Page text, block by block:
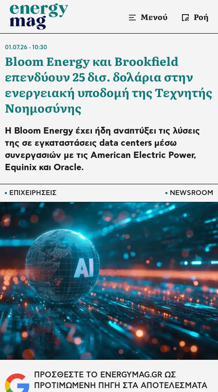
Μενού Ροή
ΕΠΙΧΕΙΡΗΣΕΙΣ NEWSROOM
01.07.26 10:30
Bloom Energy και Brookfield
επενδύουν 25 δισ. δολάρια στην
ενεργειακή υποδομή της Τεχνητής
Νοημοσύνης
Η Bloom Energy έχει ήδη αναπτύξει τις λύσεις
της σε εγκαταστάσεις data centers μέσω
συνεργασιών με τις American Electric Power,
Equinix και Oracle.
ΠΡΟΣΘΕΣΤΕ ΤΟ ENERGYMAG.GR ΩΣ
ΠΡΟΤΙΜΩΜΕΝΗ ΠΗΓΗ ΣΤΑ ΑΠΟΤΕΛΕΣΜΑΤΑ